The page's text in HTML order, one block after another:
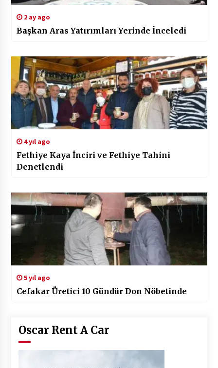
2 ay ago
Başkan Aras Yatırımları Yerinde İnceledi
4 yıl ago
Fethiye Kaya İnciri ve Fethiye Tahini
Denetlendi
5 yıl ago
Cefakar Üretici 10 Gündür Don Nöbetinde
Oscar Rent A Car